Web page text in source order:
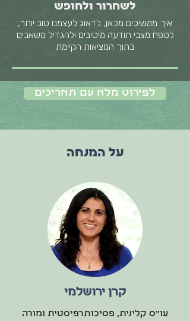
לשחרור ולחופש
איך ממשיכים מכאן, לדאוג לעצמנו טוב יותר,
לטפח מצבי תודעה מיטיבים ולהגדיל משאבים
בתוך המציאות הקיימת
לפירוט מלא עם תאריכים
על המנחה
קרן ירושלמי
עו״ס קלינית, פסיכותרפיסטית ומורה